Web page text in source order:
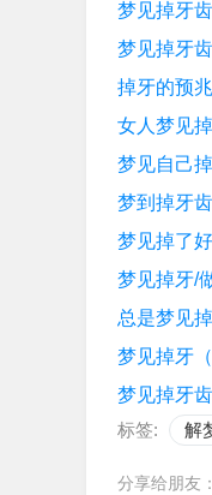
梦见掉牙
梦见掉牙
掉牙的预
女人梦见
梦见自己
梦到掉牙
梦见掉了
梦见掉牙/
总是梦见
梦见掉牙
梦见掉牙
标签:
解
分享给朋友：